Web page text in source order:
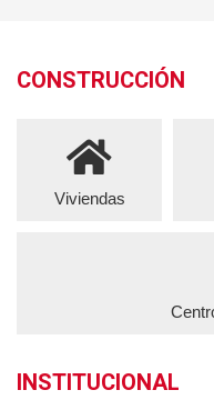
CONSTRUCCIÓN
Viviendas
INSTITUCIONAL